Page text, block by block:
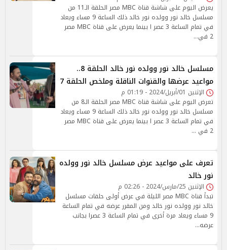
يعرض اليوم على شاشة قناة MBC مصر الحلقة الـ11 من
مسلسل خالد نور وولده نور خالد ذلك الساعة 9 مساء ويعاد
في تمام الساعة 3 عصر ا بينما يعرض على قناة MBC مصر
2 في…
مسلسل خالد نور وولده نور خالد الحلقة 8..
مواعيد عرضها والقنوات الناقلة وملخص الحلقة 7
الإثنين 01/أبريل/2024 - 01:19 م
تعرض اليوم على شاشة قناة MBC مصر الحلقة الـ8 من
مسلسل خالد نور وولده نور خالد ذلك الساعة 9 مساء ويعاد
في تمام الساعة 3 عصر ا بينما يعرض على قناة MBC مصر
2 في …
تعرف على مواعيد عرض مسلسل خالد نور وولده
نور خالد
الإثنين 25/مارس/2024 - 02:26 م
تبدأ قناة MBC مصر الليلة في عرض أولى حلقات مسلسل
خالد نور وولده نور خالد ومن المقرر عرضه في تمام الساعة
9 مساء ويعاد مرة أخرى في تمام الساعة 3 عصرا بجانب
عرضه…